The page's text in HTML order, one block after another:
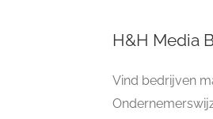
H&H Media
Vind bedrijven